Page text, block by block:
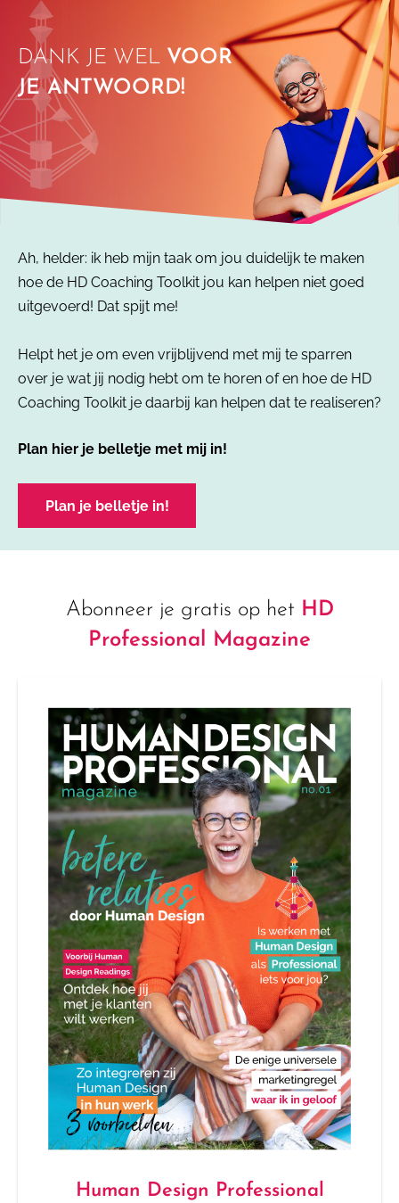
content
DANK JE WEL VOOR
JE ANTWOORD!
Ah, helder: ik heb mijn taak om jou duidelijk te maken
hoe de HD Coaching Toolkit jou kan helpen niet goed
uitgevoerd! Dat spijt me!
Helpt het je om even vrijblijvend met mij te sparren
over je wat jij nodig hebt om te horen of en hoe de HD
Coaching Toolkit je daarbij kan helpen dat te realiseren?
Plan hier je belletje met mij in!
Plan je belletje in!
Abonneer je gratis op het HD
Professional Magazine
Human Design Professional